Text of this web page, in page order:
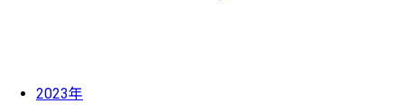
2023年